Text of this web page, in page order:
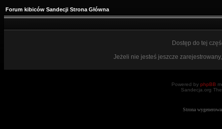
Forum kibiców Sandecji Strona Główna
Dostęp do tej
Jeżeli nie jesteś jeszcze
Powered by phpBB
Sandecja.org
Strona